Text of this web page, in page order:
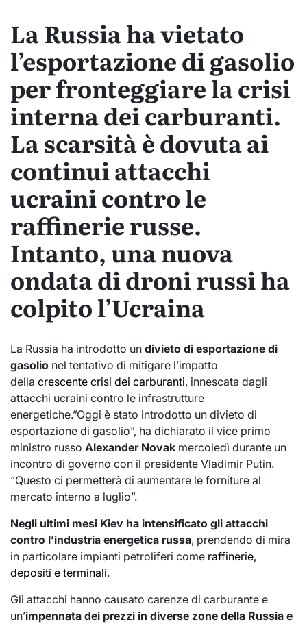
La Russia ha vietato
l’esportazione di gasolio
per fronteggiare la crisi
interna dei carburanti.
La scarsità è dovuta ai
continui attacchi
ucraini contro le
raffinerie russe.
Intanto, una nuova
ondata di droni russi ha
colpito l’Ucraina
La Russia ha introdotto un divieto di esportazione di
gasolio nel tentativo di mitigare l’impatto
della crescente crisi dei carburanti, innescata dagli
attacchi ucraini contro le infrastrutture
energetiche.”Oggi è stato introdotto un divieto di
esportazione di gasolio”, ha dichiarato il vice primo
ministro russo Alexander Novak mercoledì durante un
incontro di governo con il presidente Vladimir Putin.
“Questo ci permetterà di aumentare le forniture al
mercato interno a luglio”.
Negli ultimi mesi Kiev ha intensificato gli attacchi
contro l’industria energetica russa, prendendo di mira
in particolare impianti petroliferi come raffinerie,
depositi e terminali.
Gli attacchi hanno causato carenze di carburante e
un’impennata dei prezzi in diverse zone della Russia e